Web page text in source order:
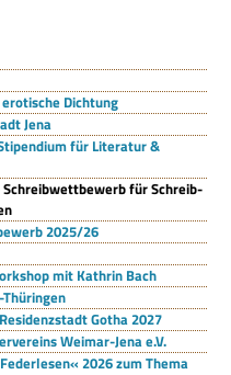
Dichtung
Jena
für Literatur &
für Schreib-
2025/26
mit Kathrin Bach
Gotha 2027
Weimar-Jena e.V.
2026 zum Thema